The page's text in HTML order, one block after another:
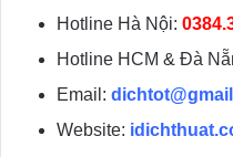
Hotline Hà Nội:
Hotline HCM & Đà
Email:
Website: